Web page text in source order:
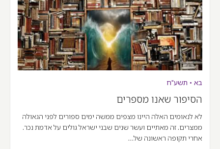
בא • תשע"ח
הסיפור שאנו מספרים
לא לנאומים האלה היינו מצפים ממשה ימים ספורים לפני הגאולה
ממצרים. זה מאתיים ועשר שנים שבני ישראל גולים על אדמת נכר.
אחרי תקופה ראשונה של…